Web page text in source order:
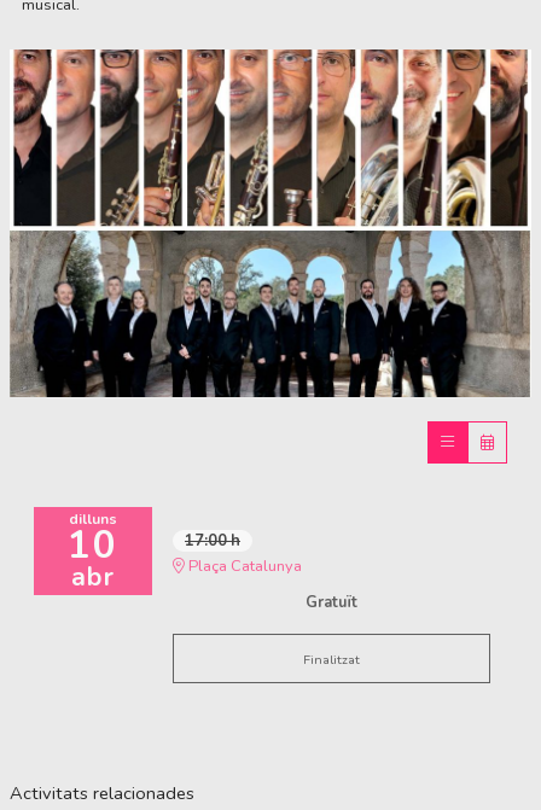
musical.
dilluns
10
abr
17:00 h
Plaça Catalunya
Gratuït
Finalitzat
Activitats relacionades